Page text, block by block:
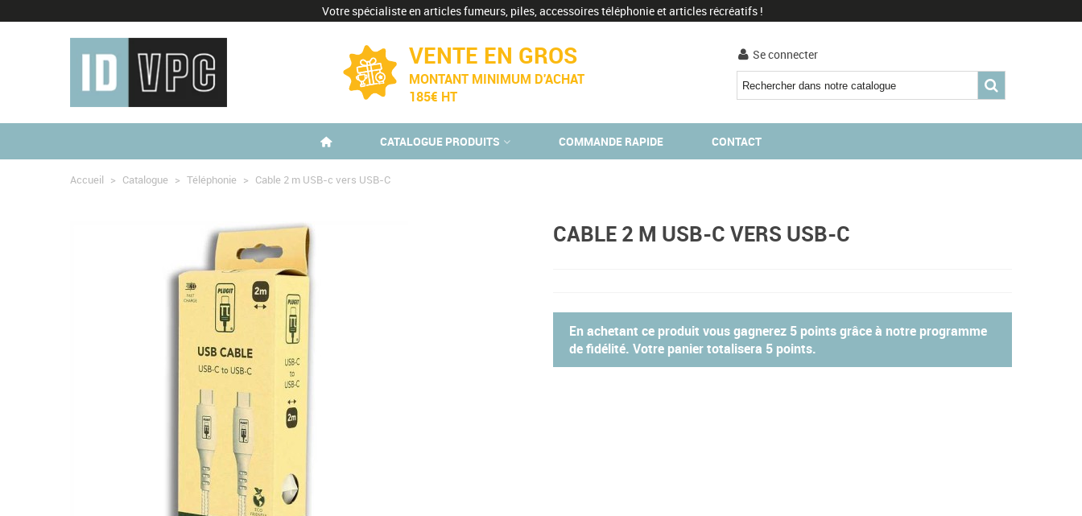
Votre spécialiste en articles fumeurs, piles, accessoires téléphonie et articles récréatifs !
VENTE EN GROS
MONTANT MINIMUM D'ACHAT
185€ HT
Se connecter
CATALOGUE PRODUITS COMMANDE RAPIDE CONTACT
Accueil > Catalogue > Téléphonie > Cable 2 m USB-c vers USB-C
CABLE 2 M USB-C VERS USB-C
En achetant ce produit vous gagnerez 5 pointsgrâce à notre programme
de fidélité. Votre panier totalisera 5 points.